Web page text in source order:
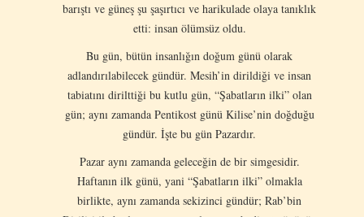
barıştı ve güneş şu şaşırtıcı ve harikulade olaya tanıklık
etti: insan ölümsüz oldu.
Bu gün, bütün insanlığın doğum günü olarak
adlandırılabilecek gündür. Mesih’in dirildiği ve insan
tabiatını dirilttiği bu kutlu gün, “Şabatların ilki” olan
gün; aynı zamanda Pentikost günü Kilise’nin doğduğu
gündür. İşte bu gün Pazardır.
Pazar aynı zamanda geleceğin de bir simgesidir.
Haftanın ilk günü, yani “Şabatların ilki” olmakla
birlikte, aynı zamanda sekizinci gündür; Rab’bin